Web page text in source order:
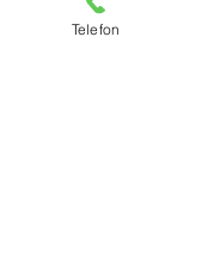
Wir begegnen uns neu
wieder anders auf uns
Telefon